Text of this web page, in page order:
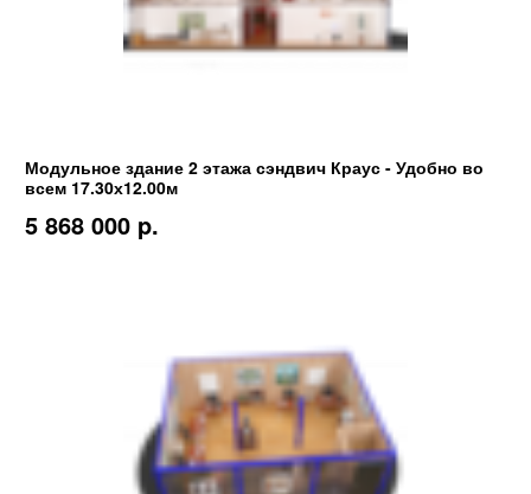
Модульное здание 2 этажа сэндвич Краус - Удобно во
всем 17.30х12.00м
5 868 000 p.